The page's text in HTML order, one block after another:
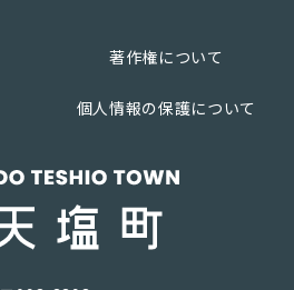
著作権について
個人情報の保護について